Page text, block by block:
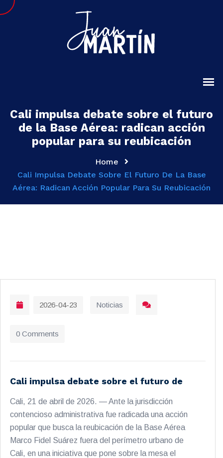
Cali impulsa debate sobre el futuro
de la Base Aérea: radican acción
popular para su reubicación
Home
Cali Impulsa Debate Sobre El Futuro De La Base
Aérea: Radican Acción Popular Para Su Reubicación
2026-04-23 Noticias
0 Comments
Cali impulsa debate sobre el futuro de
Cali, 21 de abril de 2026. — Ante la jurisdicción
contencioso administrativa fue radicada una acción
popular que busca la reubicación de la Base Aérea
Marco Fidel Suárez fuera del perímetro urbano de
Cali, en una iniciativa que pone sobre la mesa el